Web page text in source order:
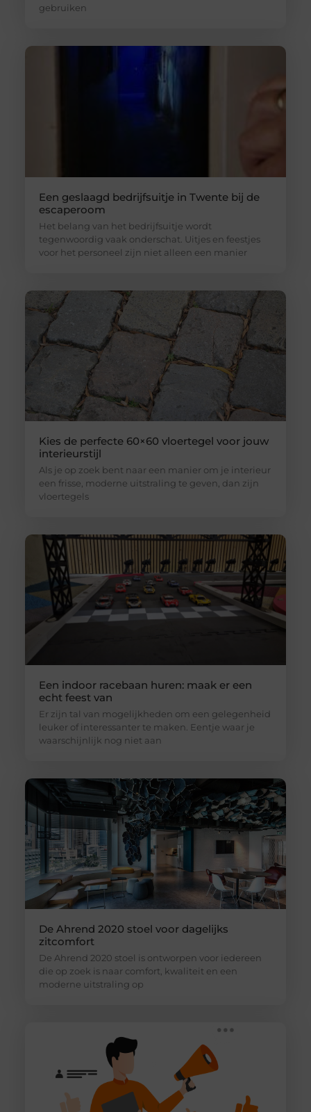
gebruiken
Een geslaagd bedrijfsuitje in Twente bij de
escaperoom
Het belang van het bedrijfsuitje wordt
tegenwoordig vaak onderschat. Uitjes en feestjes
voor het personeel zijn niet alleen een manier
Kies de perfecte 60×60 vloertegel voor jouw
interieurstijl
Als je op zoek bent naar een manier om je interieur
een frisse, moderne uitstraling te geven, dan zijn
vloertegels
Een indoor racebaan huren: maak er een
echt feest van
Er zijn tal van mogelijkheden om een gelegenheid
leuker of interessanter te maken. Eentje waar je
waarschijnlijk nog niet aan
De Ahrend 2020 stoel voor dagelijks
zitcomfort
De Ahrend 2020 stoel is ontworpen voor iedereen
die op zoek is naar comfort, kwaliteit en een
moderne uitstraling op